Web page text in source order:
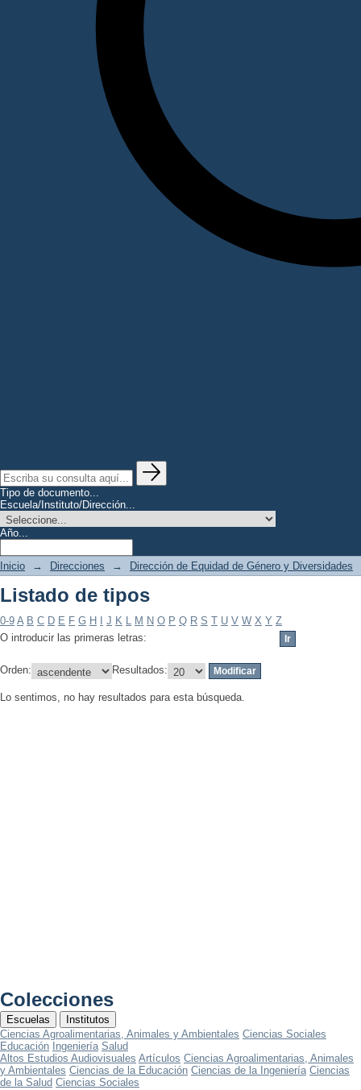
Tipo de documento...
Escuela/Instituto/Dirección...
Año...
Inicio → Direcciones → Dirección de Equidad de Género y Diversidades
Listado de tipos
0-9 A B C D E F G H J K L M N O P Q R S T U V W X Y Z
O introducir las primeras letras:
Orden: Resultados:
Lo sentimos, no hay resultados para esta búsqueda.
Colecciones
Escuelas
Institutos
Ciencias Agroalimentarias, Animales y Ambientales Ciencias Sociales
Educación Ingeniería Salud
Altos Estudios Audiovisuales Artículos Ciencias Agroalimentarias, Animales
y Ambientales Ciencias de la Educación Ciencias de la Ingeniería Ciencias
de la Salud Ciencias Sociales